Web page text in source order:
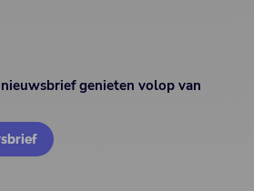
genieten volop van